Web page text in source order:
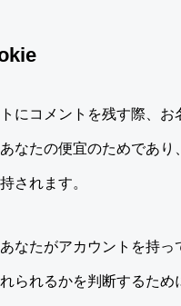
にコメントを残す際、お
なたの便宜のためであ
されます。
なたがアカウントを持
られるかを判断するた